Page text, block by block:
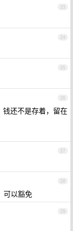
23
24
25
26
还不是存着，留在
27
28
可以豁免
29